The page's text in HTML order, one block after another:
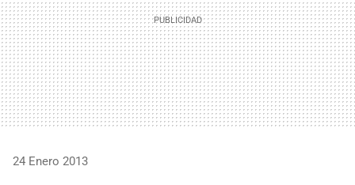
24 Enero 2013